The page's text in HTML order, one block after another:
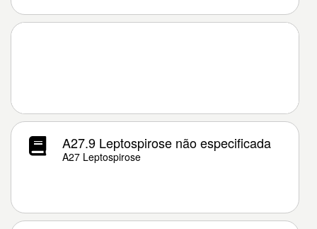
A27.9 Leptospirose não especificada
A27 Leptospirose